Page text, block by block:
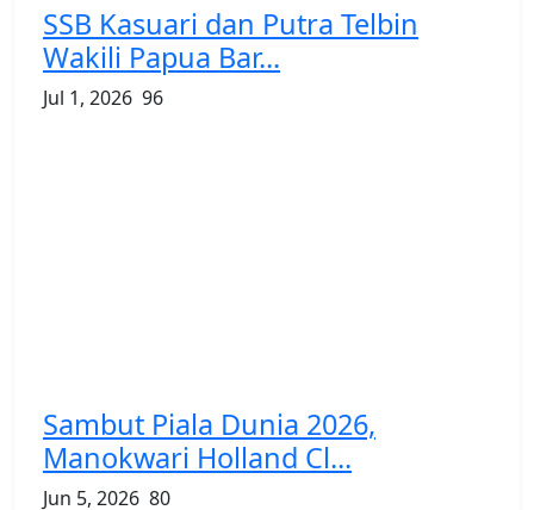
SSB Kasuari dan Putra Telbin
Wakili Papua Bar...
Jul 1, 2026 96
Sambut Piala Dunia 2026,
Manokwari Holland Cl...
Jun 5, 2026 80